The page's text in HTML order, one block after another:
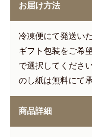
お届け方法
冷凍便にて発送い
ギフト包装をご希
で選択してください
のし紙は無料にて
商品詳細